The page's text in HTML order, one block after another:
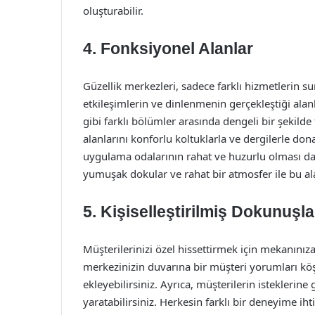
oluşturabilir.
4. Fonksiyonel Alanlar
Güzellik merkezleri, sadece farklı hizmetlerin
etkileşimlerin ve dinlenmenin gerçekleştiği
gibi farklı bölümler arasında dengeli bir
alanlarını konforlu koltuklarla ve dergilerle
uygulama odalarının rahat ve huzurlu olması
yumuşak dokular ve rahat bir atmosfer ile bu
5. Kişiselleştirilmiş
Müşterilerinizi özel hissettirmek için
merkezinizin duvarına bir müşteri yorumları
ekleyebilirsiniz. Ayrıca, müşterilerin
yaratabilirsiniz. Herkesin farklı bir deneyime